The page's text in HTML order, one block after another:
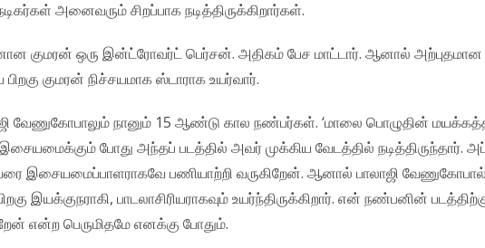
அனைவரும் சிறப்பாக நடித்திருக்கிறார்கள்.
குமரன் ஒரு இன்ட்ரோவர்ட் பெர்சன். அதிகம் பேச மாட்டார். ஆனால் அற்புதமான
குமரன் நிச்சயமாக ஸ்டாராக உயர்வார்.
வேணுகோபாலும் நானும் 15 ஆண்டு கால நண்பர்கள். ‘மாலை பொழுதின்
போது அந்தப் படத்தில் அவர் முக்கிய வேடத்தில் நடித்திருந்தார்.
இசையமைப்பாளராகவே பணியாற்றி வருகிறேன். ஆனால் பாலாஜி வேணுகோபால்
இயக்குநராகி, பாடலாசிரியராகவும் உயர்ந்திருக்கிறார். என் நண்பனின்
என்ற பெருமிதமே எனக்கு போதும்.